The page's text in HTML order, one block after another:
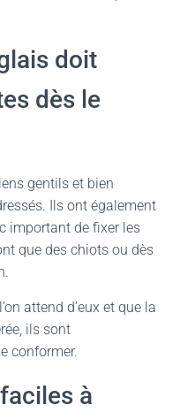
doit
dès le
gentils et bien
Ils ont également
important de fixer les
que des chiots ou dès
attend d’eux et que la
ils sont
conformer.
à